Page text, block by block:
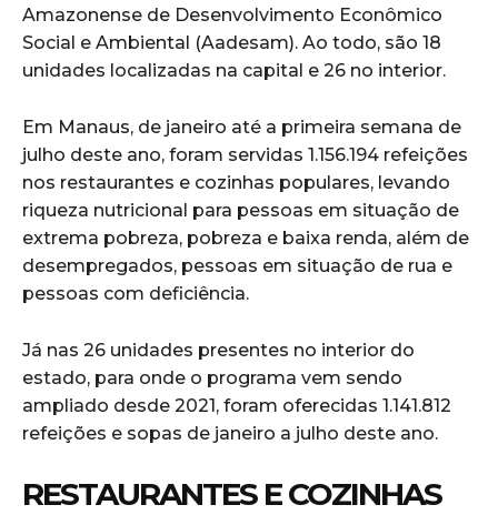
Amazonense de Desenvolvimento Econômico
Social e Ambiental (Aadesam). Ao todo, são 18
unidades localizadas na capital e 26 no interior.
Em Manaus, de janeiro até a primeira semana de
julho deste ano, foram servidas 1.156.194 refeições
nos restaurantes e cozinhas populares, levando
riqueza nutricional para pessoas em situação de
extrema pobreza, pobreza e baixa renda, além de
desempregados, pessoas em situação de rua e
pessoas com deficiência.
Já nas 26 unidades presentes no interior do
estado, para onde o programa vem sendo
ampliado desde 2021, foram oferecidas 1.141.812
refeições e sopas de janeiro a julho deste ano.
RESTAURANTES E COZINHAS